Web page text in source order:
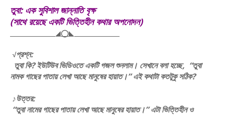
তুবা: এক সুবিশাল জান্নাতি বৃক্ষ
(সাথে রয়েছে একটি ভিত্তিহীন কথার অপনোদন)
_______________◢◯◣_______________
√প্রশ্ন:
তুবা কি? ইউটিউব ভিডিওতে একটি গজল শুনলাম। সেখানে বলা হচ্ছে, “তুবা
নামক গাছের পাতায় লেখা আছে মানুষের হায়াত।” এই কথাটা কতটুকু সঠিক?
♪উত্তর:
“তুবা নামের গাছের পাতায় লেখা আছে মানুষের হায়াত।” এটা ভিত্তিহীন ও